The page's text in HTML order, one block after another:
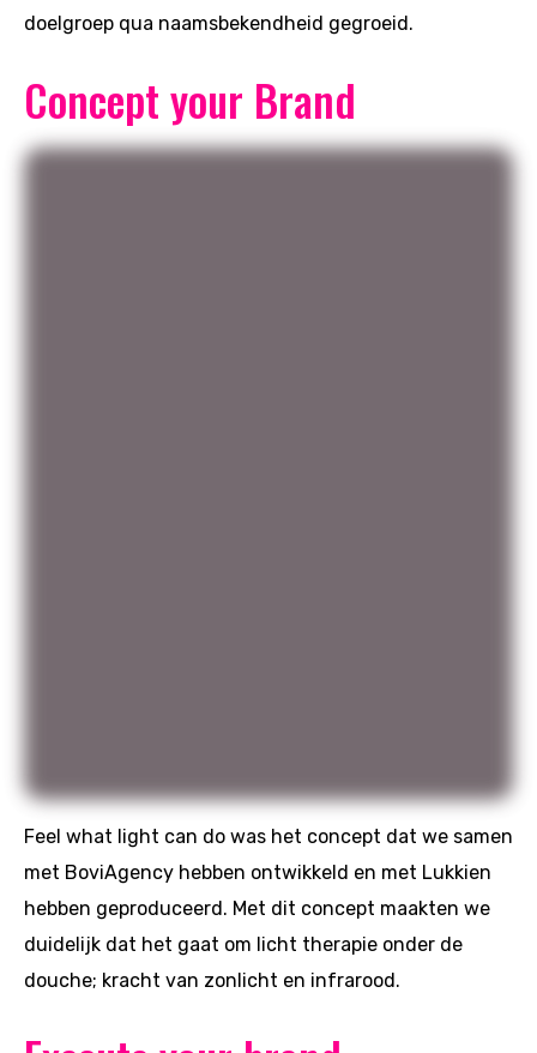
doelgroep qua naamsbekendheid gegroeid.
Concept your Brand
Feel what light can do was het concept dat we samen
met BoviAgency hebben ontwikkeld en met Lukkien
hebben geproduceerd. Met dit concept maakten we
duidelijk dat het gaat om licht therapie onder de
douche; kracht van zonlicht en infrarood.